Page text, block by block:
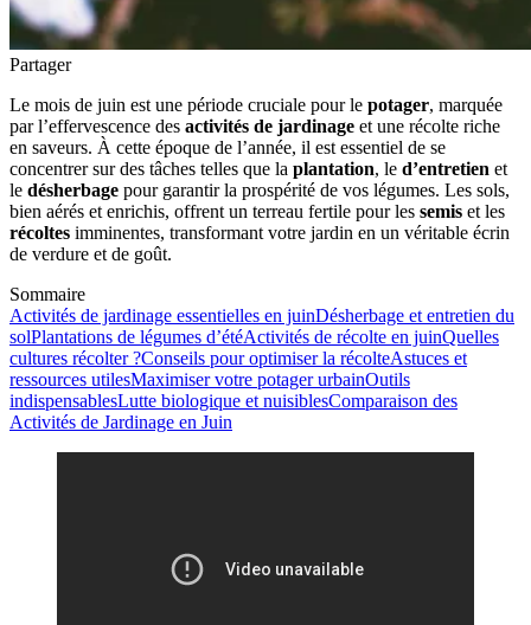
Partager
Le mois de juin est une période cruciale pour le potager, marquée
par l’effervescence des activités de jardinage et une récolte riche
en saveurs. À cette époque de l’année, il est essentiel de se
concentrer sur des tâches telles que la plantation, le d’entretien et
le désherbage pour garantir la prospérité de vos légumes. Les sols,
bien aérés et enrichis, offrent un terreau fertile pour les semis et les
récoltes imminentes, transformant votre jardin en un véritable écrin
de verdure et de goût.
Sommaire
Activités de jardinage essentielles en juinDésherbage et entretien du
solPlantations de légumes d’étéActivités de récolte en juinQuelles
cultures récolter ?Conseils pour optimiser la récolteAstuces et
ressources utilesMaximiser votre potager urbainOutils
indispensablesLutte biologique et nuisiblesComparaison des
Activités de Jardinage en Juin